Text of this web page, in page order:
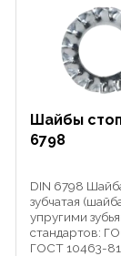
Шайбы
6798
DIN 6798
зубчатая
упругими
стандартов:
ГОСТ 10463-